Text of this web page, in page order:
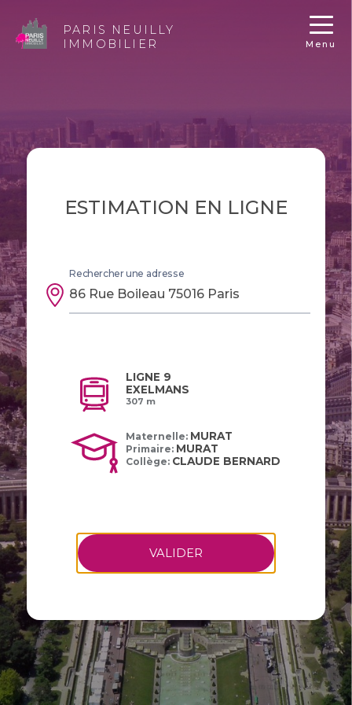
PARIS NEUILLY
IMMOBILIER
Menu
ESTIMATION EN LIGNE
Rechercher une adresse
LIGNE 9
EXELMANS
307 m
Maternelle: MURAT
Primaire: MURAT
Collège: CLAUDE BERNARD
VALIDER